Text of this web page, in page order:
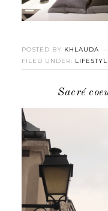
POSTED BY KHLAUDA
FILED UNDER:
Sacré